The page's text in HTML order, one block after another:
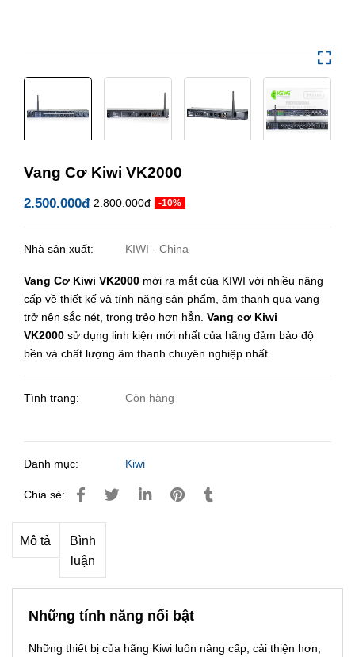
Vang Cơ Kiwi VK2000
2.500.000đ 2.800.000đ -10%
Nhà sản xuất: KIWI - China
Vang Cơ Kiwi VK2000 mới ra mắt của KIWI với nhiều nâng
cấp về thiết kế và tính năng sản phẩm, âm thanh qua vang
trở nên sắc nét, trong trẻo hơn hẳn. Vang cơ Kiwi
VK2000 sử dụng linh kiện mới nhất của hãng đảm bảo độ
bền và chất lượng âm thanh chuyên nghiệp nhất
Tình trạng: Còn hàng
Danh mục: Kiwi
Chia sẻ:
Mô tả
Bình
luận
Những tính năng nổi bật
Những thiết bị của hãng Kiwi luôn nâng cấp, cải thiện hơn,